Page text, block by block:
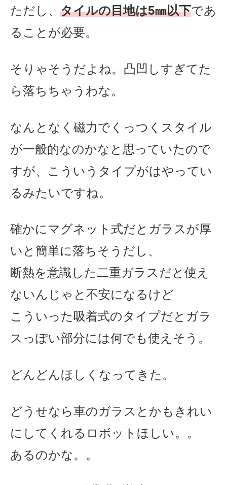
ただし、 タイルの目地は5㎜以下であ
ることが必要。
そりゃそうだよね。凸凹しすぎてた
ら落ちちゃうわな。
なんとなく磁力でくっつくスタイル
が一般的なのかなと思っていたので
すが、こういうタイプがはやってい
るみたいですね。
確かにマグネット式だとガラスが厚
いと簡単に落ちそうだし、
断熱を意識した二重ガラスだと使え
ないんじゃと不安になるけど
こういった吸着式のタイプだとガラ
スっぽい部分には何でも使えそう。
どんどんほしくなってきた。
どうせなら車のガラスとかもきれい
にしてくれるロボットほしい。。
あるのかな。。